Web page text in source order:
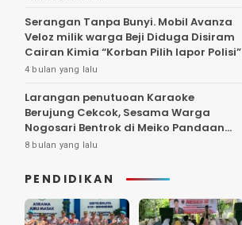
Serangan Tanpa Bunyi. Mobil Avanza
Veloz milik warga Beji Diduga Disiram
Cairan Kimia “Korban Pilih lapor Polisi”
4 bulan yang lalu
Larangan penutuoan Karaoke
Berujung Cekcok, Sesama Warga
Nogosari Bentrok di Meiko Pandaan
Hingga Larut Malam
8 bulan yang lalu
PENDIDIKAN